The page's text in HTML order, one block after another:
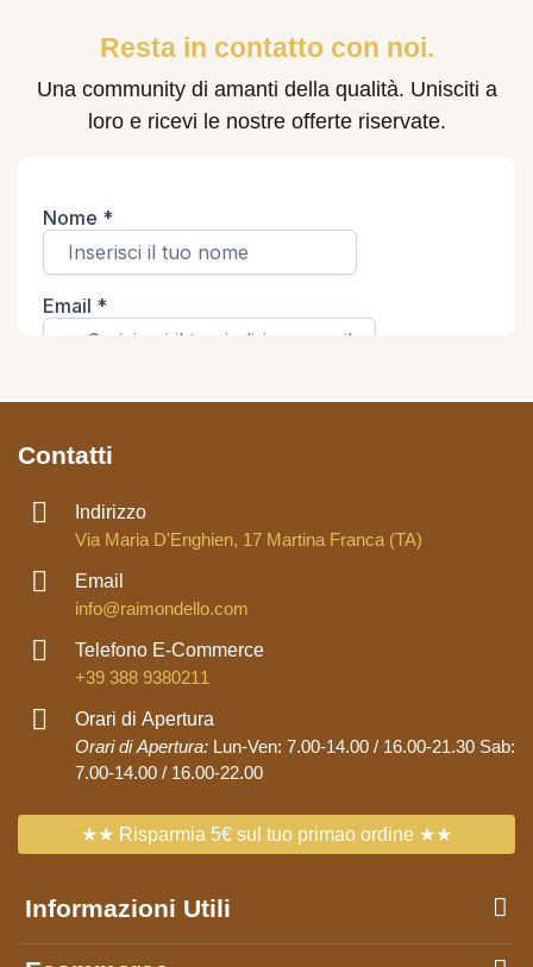
Resta in contatto con noi.
Una community di amanti della qualità. Unisciti a
loro e ricevi le nostre offerte riservate.
Contatti
Indirizzo
Via Maria D'Enghien, 17 Martina Franca (TA)
Email
info@raimondello.com
Telefono E-Commerce
+39 388 9380211
Orari di Apertura
Orari di Apertura: Lun-Ven: 7.00-14.00 / 16.00-21.30 Sab:
7.00-14.00 / 16.00-22.00
★★ Risparmia 5€ sul tuo primao ordine ★★
Informazioni Utili